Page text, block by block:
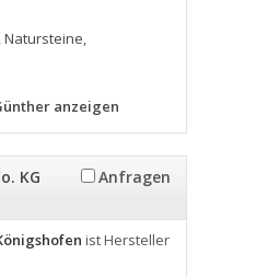
,Natursteine,
anzeigen
KG Anfragen
ist Hersteller